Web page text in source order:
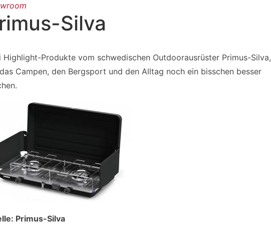
Silva
Highlight-Produkte vom schwedischen Outdoorausrüster Primus-Silva,
Campen, den Bergsport und den Alltag noch ein bisschen besser
Primus-Silva